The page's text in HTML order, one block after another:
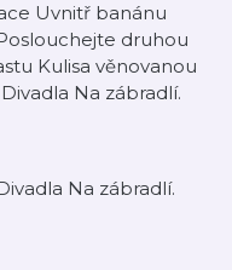
Uvnitř banánu
druhou
Kulisa věnovanou
Na zábradlí.
Na zábradlí.